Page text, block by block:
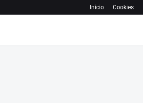
Inicio Cookies